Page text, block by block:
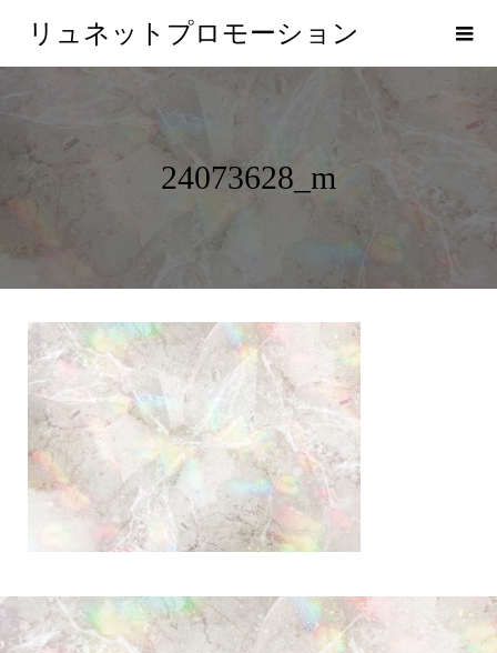
リュネットプロモーション
24073628_m